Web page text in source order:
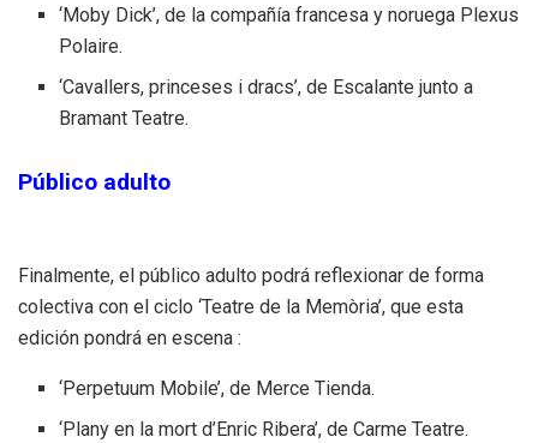
‘Moby Dick’, de la compañía francesa y noruega Plexus
Polaire.
‘Cavallers, princeses i dracs’, de Escalante junto a
Bramant Teatre.
Público adulto
Finalmente, el público adulto podrá reflexionar de forma
colectiva con el ciclo ‘Teatre de la Memòria’, que esta
edición pondrá en escena :
‘Perpetuum Mobile’, de Merce Tienda.
‘Plany en la mort d’Enric Ribera’, de Carme Teatre.